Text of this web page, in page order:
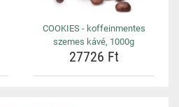
COOKIES - koffeinmentes
szemes kávé, 1000g
27726 Ft